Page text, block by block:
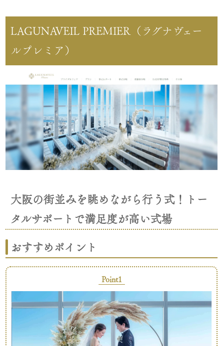
LAGUNAVEIL PREMIER（ラグナヴェー
ルプレミア）
大阪の街並みを眺めながら行う式！トー
タルサポートで満足度が高い式場
おすすめポイント
Point1